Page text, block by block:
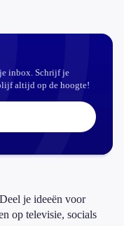
inbox. Schrijf je
altijd op de hoogte!
je ideeën voor
op televisie, socials